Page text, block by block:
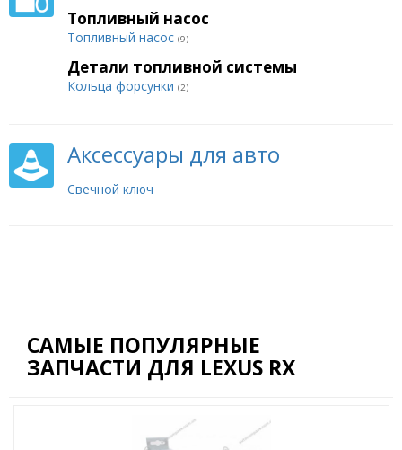
Топливный насос
Топливный насос (9)
Детали топливной системы
Кольца форсунки (2)
Аксессуары для авто
Свечной ключ
САМЫЕ ПОПУЛЯРНЫЕ
ЗАПЧАСТИ ДЛЯ LEXUS RX